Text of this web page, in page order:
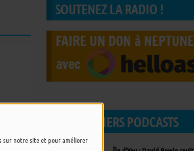
sur notre site et pour améliorer
SOUTENEZ LA RADIO !
LES DERNIERS PODCASTS